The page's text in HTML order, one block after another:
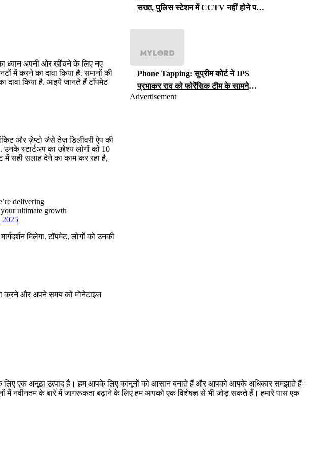
का ध्यान अपनी ओर खींचने के लिए नए
में करने का दावा किया है. समानों की
दावा किया है. आइये जानते हैं टॉपमेट
और ज़ेप्टो जैसे तेज़ डिलीवरी ऐप की
स्टार्टअप का उद्देश्य लोगों को 10
में सही सलाह देने का काम कर रहा है,
delivering
ultimate growth
2025
मिलेगा. टॉपमेट, लोगों को उनकी
करने और अपने समय को मोनेटाइज
सख्त, पुलिस स्टेशन में CCTV नहीं होने पर
Phone Tapping: सुप्रीम कोर्ट ने IPS
प्रभाकर राव को फोरेंसिक टीम के सामने
iCloud पासवर्ड सौंपने का आदेश, जानें क्या
Advertisement
लिए एक अनूठा उत्पाद है। हम आपके लिए कानूनों को आसान बनाते हैं और आपको आपके अधिकार समझाते हैं।
में नवीनतम के बारे में जागरूकता बढ़ाने के लिए हम आपको एक विशेषज्ञ से भी जोड़ सकते हैं। हमारे पास एक